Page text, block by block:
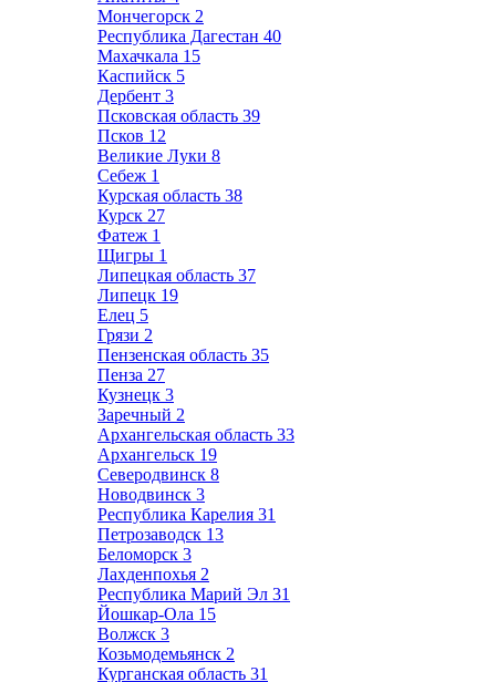
Мончегорск 2
Республика Дагестан 40
Махачкала 15
Каспийск 5
Дербент 3
Псковская область 39
Псков 12
Великие Луки 8
Себеж 1
Курская область 38
Курск 27
Фатеж 1
Щигры 1
Липецкая область 37
Липецк 19
Елец 5
Грязи 2
Пензенская область 35
Пенза 27
Кузнецк 3
Заречный 2
Архангельская область 33
Архангельск 19
Северодвинск 8
Новодвинск 3
Республика Карелия 31
Петрозаводск 13
Беломорск 3
Лахденпохья 2
Республика Марий Эл 31
Йошкар-Ола 15
Волжск 3
Козьмодемьянск 2
Курганская область 31